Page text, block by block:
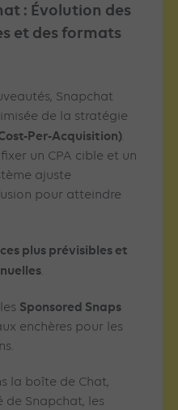
: Évolution des
et des formats
Snapchat
de la stratégie
Per-Acquisition).
un CPA cible et un
ajuste
pour atteindre
plus prévisibles et
.
Sponsored Snaps
enchères pour les
la boîte de Chat,
de Snapchat, les